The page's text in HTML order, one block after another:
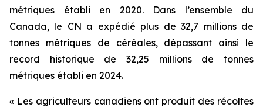
métriques établi en 2020. Dans l’ensemble du
Canada, le CN a expédié plus de 32,7 millions de
tonnes métriques de céréales, dépassant ainsi le
record historique de 32,25 millions de tonnes
métriques établi en 2024.
« Les agriculteurs canadiens ont produit des récoltes